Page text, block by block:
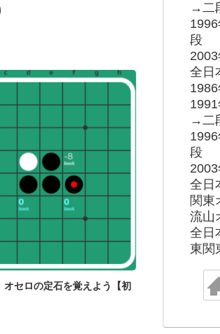
オセロの定石を覚えよう【初
→二
段
全日
→二
段
全日
関東
流山
全日
東関